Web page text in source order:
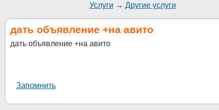
Услуги → Другие услуги
дать объявление +на авито
дать объявление +на авито
Запомнить